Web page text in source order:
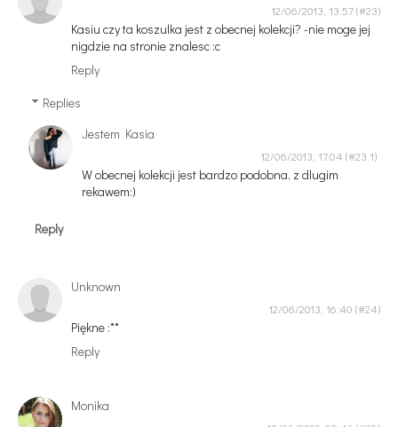
12/06/2013, 13:57
Kasiu czy ta koszulka jest z obecnej kolekcji? -nie moge jej
nigdzie na stronie znalesc :c
Reply
Replies
Jestem Kasia
12/06/2013, 17:04
W obecnej kolekcji jest bardzo podobna, z dlugim
rekawem:)
Reply
Unknown
12/06/2013, 16:40
Piękne :**
Reply
Monika